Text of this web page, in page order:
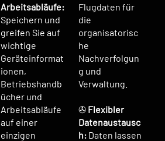
Arbeitsabläufe:
Speichern und
greifen Sie auf
wichtige
Geräteinformat
ionen,
Betriebshandb
ücher und
Arbeitsabläufe
auf einer
einzigen
Flugdaten für
die
organisatorisc
he
Nachverfolgun
g und
Verwaltung.
✇ Flexibler
Datenaustausc
h:Daten lassen